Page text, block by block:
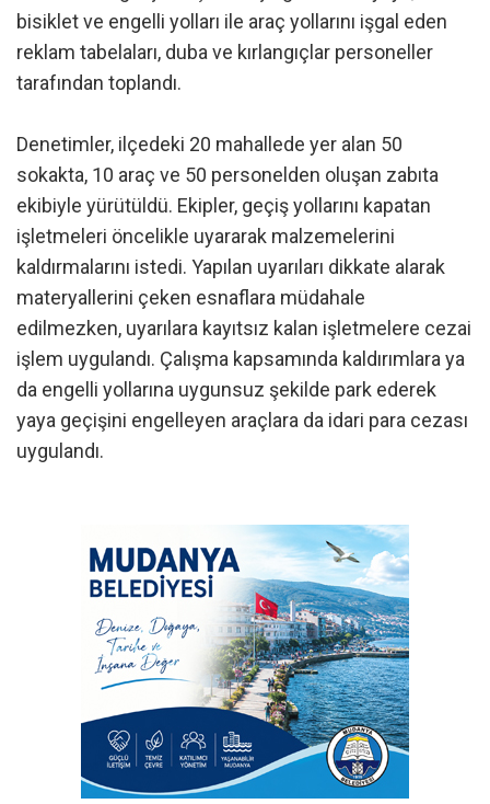
bisiklet ve engelli yolları ile araç yollarını işgal eden
reklam tabelaları, duba ve kırlangıçlar personeller
tarafından toplandı.
Denetimler, ilçedeki 20 mahallede yer alan 50
sokakta, 10 araç ve 50 personelden oluşan zabıta
ekibiyle yürütüldü. Ekipler, geçiş yollarını kapatan
işletmeleri öncelikle uyararak malzemelerini
kaldırmalarını istedi. Yapılan uyarıları dikkate alarak
materyallerini çeken esnaflara müdahale
edilmezken, uyarılara kayıtsız kalan işletmelere cezai
işlem uygulandı. Çalışma kapsamında kaldırımlara ya
da engelli yollarına uygunsuz şekilde park ederek
yaya geçişini engelleyen araçlara da idari para cezası
uygulandı.